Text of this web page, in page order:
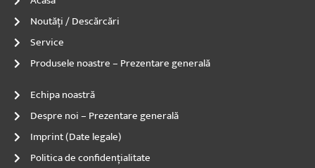
Noutăți / Descărcări
Service
Produsele noastre – Prezentare generală
Echipa noastră
Despre noi – Prezentare generală
Imprint (Date legale)
Politica de confidențialitate